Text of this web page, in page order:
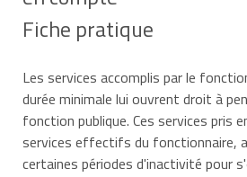
Fiche pratique
Les services accomplis par le
durée minimale lui ouvrent droit à
fonction publique. Ces services pris
services effectifs du fonctionnaire,
certaines périodes d'inactivité pour